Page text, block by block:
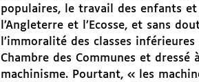
populaires, le travail des enfants
l’Angleterre et l’Ecosse, et sans
l’immoralité des classes
Chambre des Communes et
machinisme. Pourtant, « les